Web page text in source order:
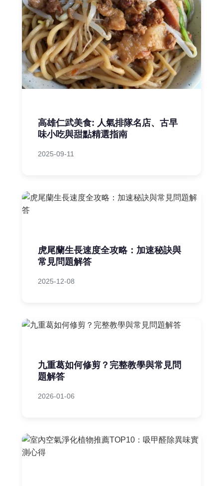
高雄仁武美食: 人氣排隊名店、古早
味小吃與甜點精選指南
2025-09-11
虎尾蘭生長速度全攻略：加速秘訣與
常見問題解答
2025-12-08
九重葛如何修剪？完整教學與常見問
題解答
2026-01-06